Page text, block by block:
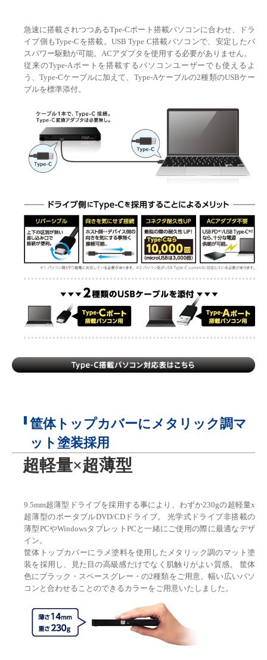
急速に搭載されつつあるTpe-Cポート搭載パソコンに合わせ、ドラ
イブ側もType-Cを搭載。USB Type C搭載パソコンで、安定したバ
スパワー駆動が可能。ACアダプタを使用する必要がありません。
従来のType-Aポートを搭載するパソコンユーザーでも使えるよ
う、Type-Cケーブルに加えて、Type-Aケーブルの2種類のUSBケー
ブルを標準添付。
筐体トップカバーにメタリック調マ
ット塗装採用
超軽量×超薄型
9.5mm超薄型ドライブを採用する事により、わずか230gの超軽量x
超薄型のポータブルDVD/CDドライブ。 光学式ドライブ非搭載の
薄型PCやWindowsタブレットPCと一緒にご使用の際に最適なデザ
イン。
筐体トップカバーにラメ塗料を使用したメタリック調のマット塗
装を採用し、見た目の高級感だけでなく肌触りがよい質感。 筐体
色にブラック・スペースグレー・の2種類をご用意、幅い広いパソ
コンと合わせることのできるカラーをご用意いたしました。